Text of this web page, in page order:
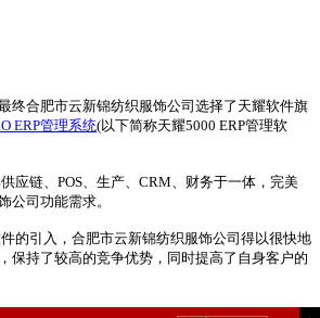
终合肥市云新锦纺织服饰公司选择了天耀软件旗
ERP管理系统(以下简称天耀5000 ERP管理软
应链、POS、生产、CRM、财务于一体，完美
公司功能需求。
的引入，合肥市云新锦纺织服饰公司得以很快地
保持了较高的竞争优势，同时提高了自身客户的